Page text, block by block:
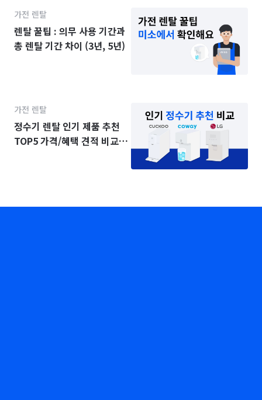
가전 렌탈
렌탈 꿀팁 : 의무 사용 기간과
총 렌탈 기간 차이 (3년, 5년)
가전 렌탈
정수기 렌탈 인기 제품 추천
TOP5 가격/혜택 견적 비교